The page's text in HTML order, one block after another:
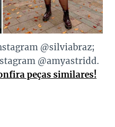
@silviabraz;
@amyastridd.
peças similares!